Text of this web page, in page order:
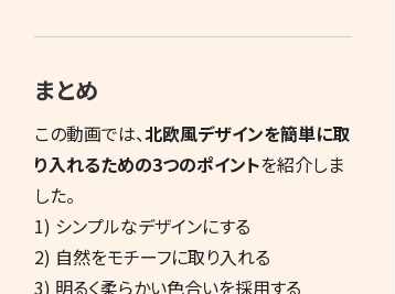
まとめ
この動画では、北欧風デザインを簡単に取
り入れるための3つのポイントを紹介しま
した。
1) シンプルなデザインにする
2) 自然をモチーフに取り入れる
3) 明るく柔らかい色合いを採用する